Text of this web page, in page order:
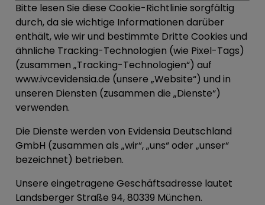
Bitte lesen Sie diese Cookie-Richtlinie sorgfältig
durch, da sie wichtige Informationen darüber
enthält, wie wir und bestimmte Dritte Cookies und
ähnliche Tracking-Technologien (wie Pixel-Tags)
(zusammen „Tracking-Technologien“) auf
www.ivcevidensia.de (unsere „Website“) und in
unseren Diensten (zusammen die „Dienste“)
verwenden.
Die Dienste werden von Evidensia Deutschland
GmbH (zusammen als „wir“, „uns“ oder „unser“
bezeichnet) betrieben.
Unsere eingetragene Geschäftsadresse lautet
Landsberger Straße 94, 80339 München.